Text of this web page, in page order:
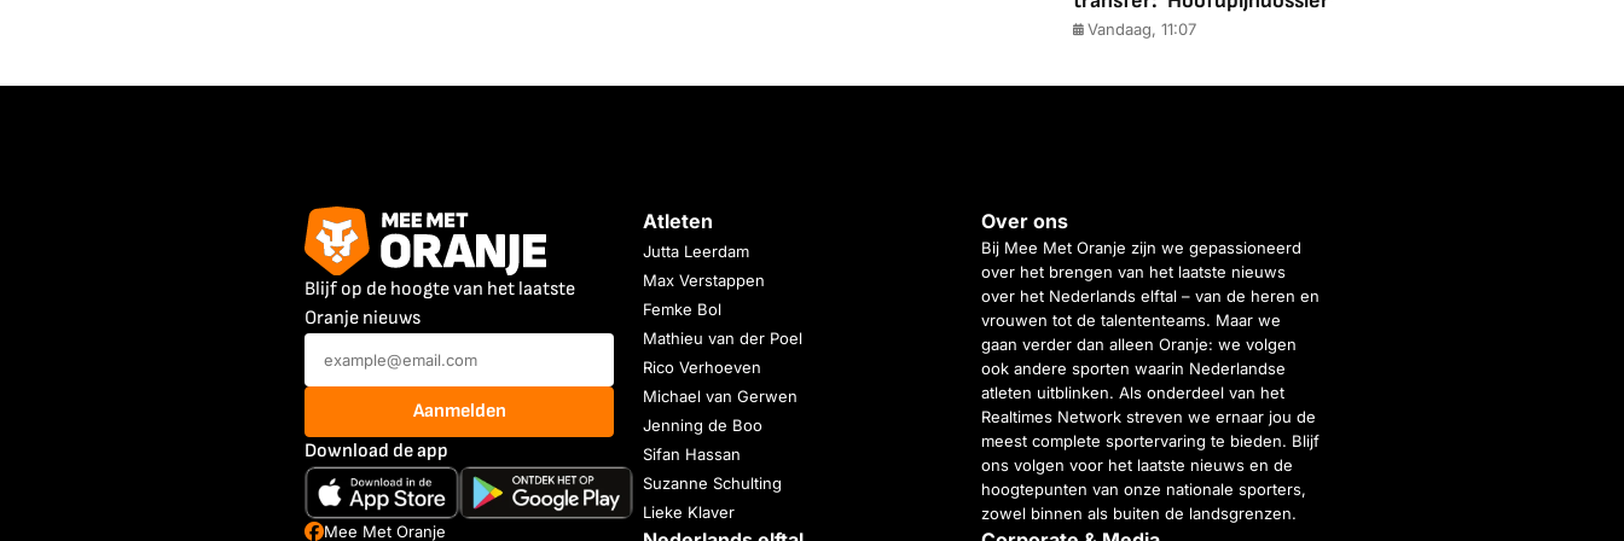
Vandaag, 11:07
Blijf op de hoogte van het laatste
Oranje nieuws
Aanmelden
Download de app
Mee Met Oranje
Atleten
Jutta Leerdam
Max Verstappen
Femke Bol
Mathieu van der Poel
Rico Verhoeven
Michael van Gerwen
Jenning de Boo
Sifan Hassan
Suzanne Schulting
Lieke Klaver
Over ons
Bij Mee Met Oranje zijn we gepassioneerd
over het brengen van het laatste nieuws
over het Nederlands elftal – van de heren en
vrouwen tot de talententeams. Maar we
gaan verder dan alleen Oranje: we volgen
ook andere sporten waarin Nederlandse
atleten uitblinken. Als onderdeel van het
Realtimes Network streven we ernaar jou de
meest complete sportervaring te bieden. Blijf
ons volgen voor het laatste nieuws en de
hoogtepunten van onze nationale sporters,
zowel binnen als buiten de landsgrenzen.